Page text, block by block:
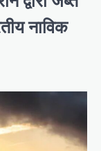
नाविक